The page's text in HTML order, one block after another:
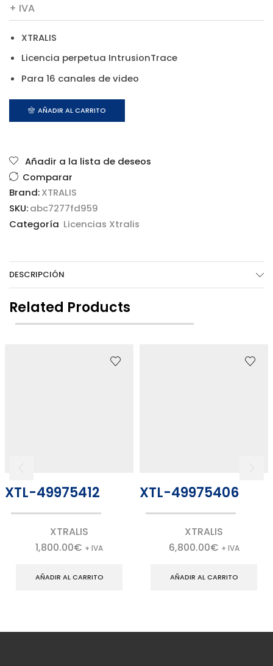
+ IVA
XTRALIS
Licencia perpetua IntrusionTrace
Para 16 canales de video
AÑADIR AL CARRITO
Añadir a la lista de deseos
Comparar
Brand:XTRALIS
SKU:abc7277fd959
Categoría Licencias Xtralis
DESCRIPCIÓN
Related Products
XTL-49975412
XTRALIS
1,800.00€ + IVA
AÑADIR AL CARRITO
XTL-49975406
XTRALIS
6,800.00€ + IVA
AÑADIR AL CARRITO